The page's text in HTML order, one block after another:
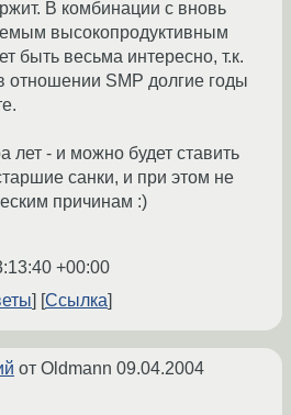
В комбинации с вновь
высокопродуктивным
быть весьма интересно, т.к.
отношении SMP долгие годы
лет - и можно будет ставить
санки, и при этом не
причинам :)
+00:00
Ссылка
от Oldmann 09.04.2004